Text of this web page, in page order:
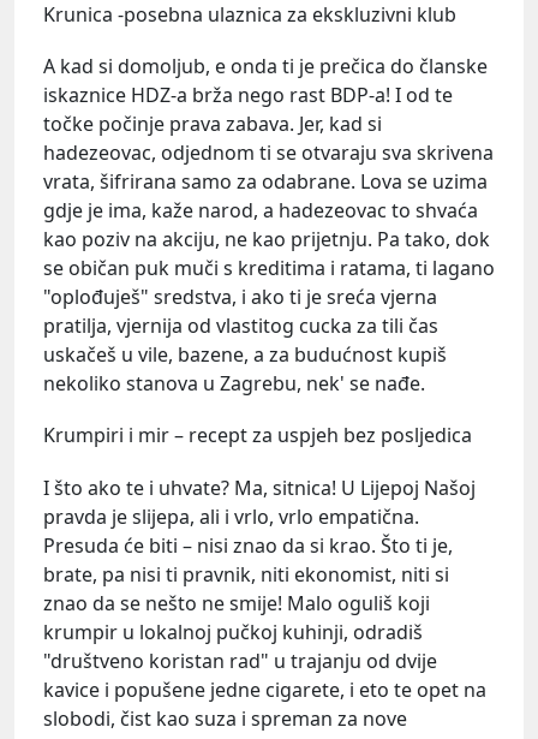
Krunica -posebna ulaznica za ekskluzivni klub
A kad si domoljub, e onda ti je prečica do članske
iskaznice HDZ-a brža nego rast BDP-a! I od te
točke počinje prava zabava. Jer, kad si
hadezeovac, odjednom ti se otvaraju sva skrivena
vrata, šifrirana samo za odabrane. Lova se uzima
gdje je ima, kaže narod, a hadezeovac to shvaća
kao poziv na akciju, ne kao prijetnju. Pa tako, dok
se običan puk muči s kreditima i ratama, ti lagano
"oplođuješ" sredstva, i ako ti je sreća vjerna
pratilja, vjernija od vlastitog cucka za tili čas
uskačeš u vile, bazene, a za budućnost kupiš
nekoliko stanova u Zagrebu, nek' se nađe.
Krumpiri i mir – recept za uspjeh bez posljedica
I što ako te i uhvate? Ma, sitnica! U Lijepoj Našoj
pravda je slijepa, ali i vrlo, vrlo empatična.
Presuda će biti – nisi znao da si krao. Što ti je,
brate, pa nisi ti pravnik, niti ekonomist, niti si
znao da se nešto ne smije! Malo oguliš koji
krumpir u lokalnoj pučkoj kuhinji, odradiš
"društveno koristan rad" u trajanju od dvije
kavice i popušene jedne cigarete, i eto te opet na
slobodi, čist kao suza i spreman za nove